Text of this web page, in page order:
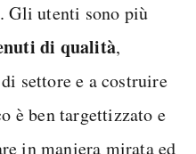
Gli utenti sono più
di qualità,
settore e a costruire
è ben targettizzato e
in maniera mirata ed